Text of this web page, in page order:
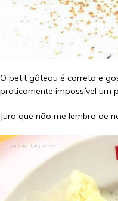
O petit gâteau é correto e
praticamente impossível um
Juro que não me lembro de